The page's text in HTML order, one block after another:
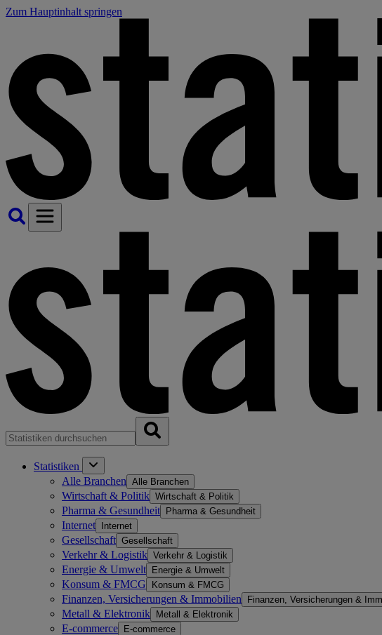
Zum Hauptinhalt springen
Statistiken
Alle Branchen Alle Branchen
Wirtschaft & Politik Wirtschaft & Politik
Pharma & Gesundheit Pharma & Gesundheit
Internet Internet
Gesellschaft Gesellschaft
Verkehr & Logistik Verkehr & Logistik
Energie & Umwelt Energie & Umwelt
Konsum & FMCG Konsum & FMCG
Finanzen, Versicherungen & Immobilien Finanzen, Versicherungen &
Metall & Elektronik Metall & Elektronik
E-commerce E-commerce